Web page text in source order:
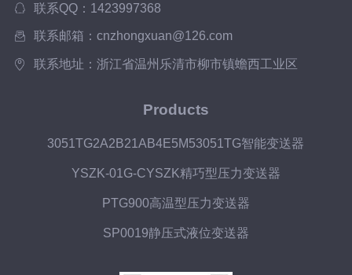
联系QQ：1423997368
联系邮箱：cnzhongxuan@126.com
联系地址：浙江省温州乐清市柳市镇蟾西工业区
Products
3051TG2A2B21AB4E5M53051TG智能变送器
YSZK-01G-CYSZK精巧型压力变送器
PTG900高温型压力变送器
SP0019静压式液位变送器